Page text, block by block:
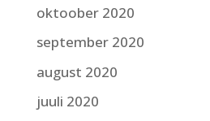
oktoober 2020
september 2020
august 2020
juuli 2020